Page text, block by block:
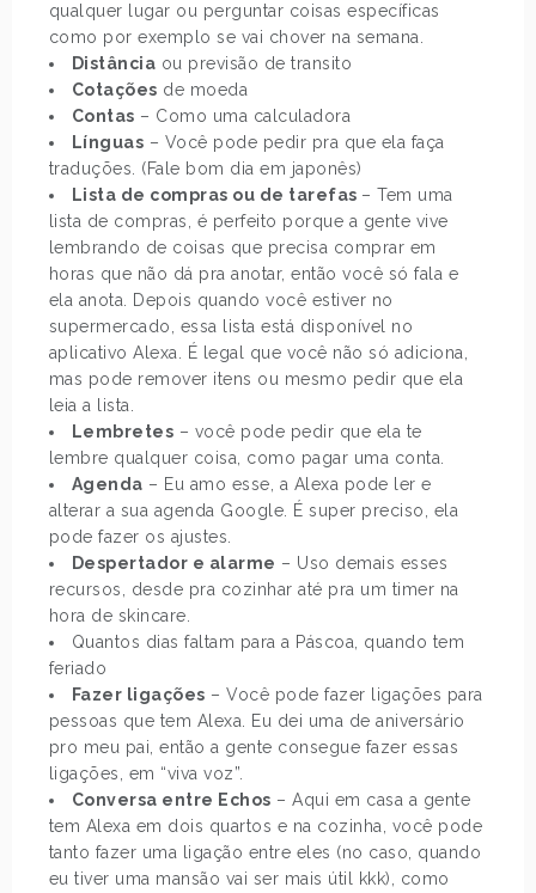
qualquer lugar ou perguntar coisas específicas
como por exemplo se vai chover na semana.
Distância ou previsão de transito
Cotações de moeda
Contas – Como uma calculadora
Línguas – Você pode pedir pra que ela faça
traduções. (Fale bom dia em japonês)
Lista de compras ou de tarefas – Tem uma
lista de compras, é perfeito porque a gente vive
lembrando de coisas que precisa comprar em
horas que não dá pra anotar, então você só fala e
ela anota. Depois quando você estiver no
supermercado, essa lista está disponível no
aplicativo Alexa. É legal que você não só adiciona,
mas pode remover itens ou mesmo pedir que ela
leia a lista.
Lembretes – você pode pedir que ela te
lembre qualquer coisa, como pagar uma conta.
Agenda – Eu amo esse, a Alexa pode ler e
alterar a sua agenda Google. É super preciso, ela
pode fazer os ajustes.
Despertador e alarme – Uso demais esses
recursos, desde pra cozinhar até pra um timer na
hora de skincare.
Quantos dias faltam para a Páscoa, quando tem
feriado
Fazer ligações – Você pode fazer ligações para
pessoas que tem Alexa. Eu dei uma de aniversário
pro meu pai, então a gente consegue fazer essas
ligações, em “viva voz”.
Conversa entre Echos – Aqui em casa a gente
tem Alexa em dois quartos e na cozinha, você pode
tanto fazer uma ligação entre eles (no caso, quando
eu tiver uma mansão vai ser mais útil kkk), como